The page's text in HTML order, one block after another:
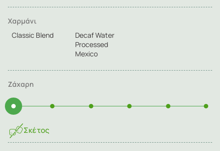
Χαρμάνι
Classic Blend
Decaf Water
Processed
Mexico
Ζάχαρη
Σκέτος